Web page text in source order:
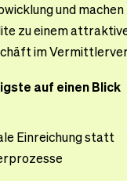
und machen
zu einem
im
auf einen Blick
Einreichung statt